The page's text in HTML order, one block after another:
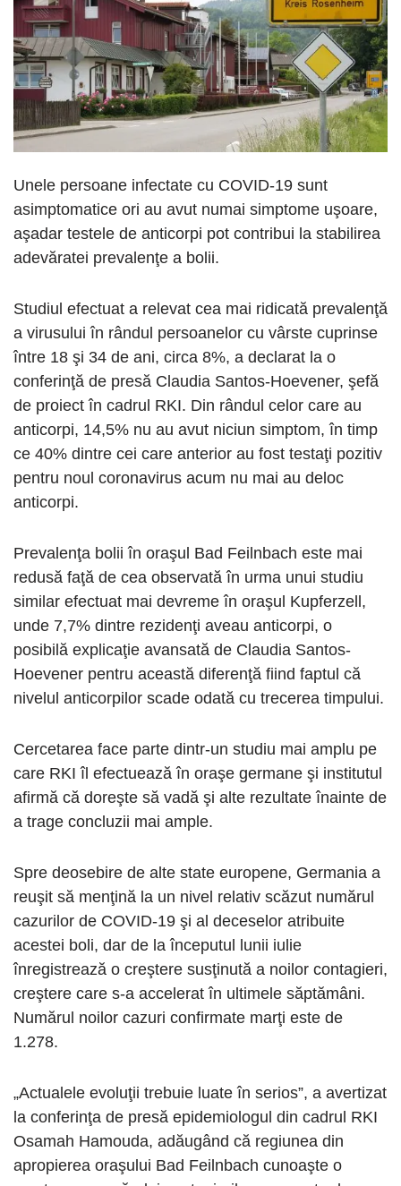
Unele persoane infectate cu COVID-19 sunt
asimptomatice ori au avut numai simptome uşoare,
aşadar testele de anticorpi pot contribui la stabilirea
adevăratei prevalenţe a bolii.
Studiul efectuat a relevat cea mai ridicată prevalenţă
a virusului în rândul persoanelor cu vârste cuprinse
între 18 şi 34 de ani, circa 8%, a declarat la o
conferinţă de presă Claudia Santos-Hoevener, şefă
de proiect în cadrul RKI. Din rândul celor care au
anticorpi, 14,5% nu au avut niciun simptom, în timp
ce 40% dintre cei care anterior au fost testaţi pozitiv
pentru noul coronavirus acum nu mai au deloc
anticorpi.
Prevalenţa bolii în oraşul Bad Feilnbach este mai
redusă faţă de cea observată în urma unui studiu
similar efectuat mai devreme în oraşul Kupferzell,
unde 7,7% dintre rezidenţi aveau anticorpi, o
posibilă explicaţie avansată de Claudia Santos-
Hoevener pentru această diferenţă fiind faptul că
nivelul anticorpilor scade odată cu trecerea timpului.
Cercetarea face parte dintr-un studiu mai amplu pe
care RKI îl efectuează în oraşe germane şi institutul
afirmă că doreşte să vadă şi alte rezultate înainte de
a trage concluzii mai ample.
Spre deosebire de alte state europene, Germania a
reuşit să menţină la un nivel relativ scăzut numărul
cazurilor de COVID-19 şi al deceselor atribuite
acestei boli, dar de la începutul lunii iulie
înregistrează o creştere susţinută a noilor contagieri,
creştere care s-a accelerat în ultimele săptămâni.
Numărul noilor cazuri confirmate marţi este de
1.278.
„Actualele evoluţii trebuie luate în serios”, a avertizat
la conferinţa de presă epidemiologul din cadrul RKI
Osamah Hamouda, adăugând că regiunea din
apropierea oraşului Bad Feilnbach cunoaşte o